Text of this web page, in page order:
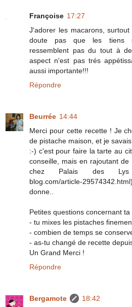
Françoise 17:27
J'adorer les macarons,
doute pas que les tiens
ressemblent pas du tout à
aspect n'est pas trés
aussi importante!!!
Répondre
Beurrée 14:44
Merci pour cette recette ! Je
de pistache maison, et je
:-) c'est pour faire la tarte au
conseille, mais en rajoutant
chez Palais des Lys
blog.com/article-
donne..
Petites questions concernant
- tu mixes les pistaches
- combien de temps se
- as-tu changé de recette
Un Grand Merci !
Répondre
Bergamote
18:42